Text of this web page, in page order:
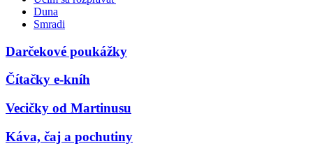
Duna
Smradi
Darčekové poukážky
Čítačky e-kníh
Vecičky od Martinusu
Káva, čaj a pochutiny